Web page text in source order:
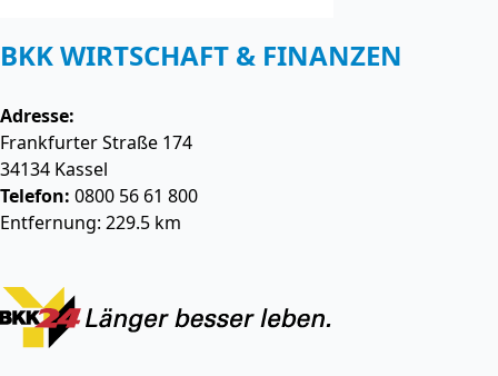
BKK WIRTSCHAFT & FINANZEN
Adresse:
Frankfurter Straße 174
34134 Kassel
Telefon: 0800 56 61 800
Entfernung: 229.5 km